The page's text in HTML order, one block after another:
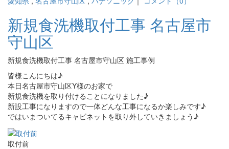
新規食洗機取付工事 名古屋市
守山区
新規食洗機取付工事 名古屋市守山区 施工事例
皆様こんにちは♪
本日名古屋市守山区Y様のお家で
新規食洗機を取り付けることになりました♪
新設工事になりますので一体どんな工事になるか楽しみです♪
ではいまついてるキャビネットを取り外していきましょう♪
取付前